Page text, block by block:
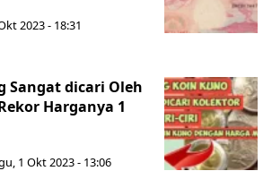
2023 - 18:31
Sangat dicari Oleh
Harganya 1
1 Okt 2023 - 13:06